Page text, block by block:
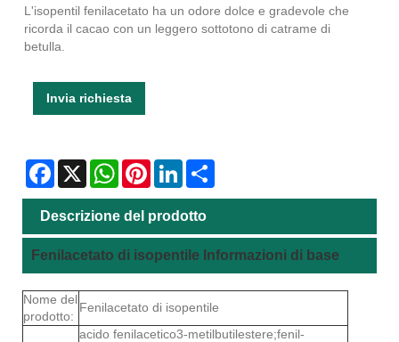
L'isopentil fenilacetato ha un odore dolce e gradevole che
ricorda il cacao con un leggero sottotono di catrame di
betulla.
Invia richiesta
Facebook
X WhatsAppPinterestLinkedIn
Descrizione del prodotto
Fenilacetato di isopentile Informazioni di base
Nome del
prodotto:
Fenilacetato di isopentile
acido fenilacetico3-metilbutilestere;fenil-